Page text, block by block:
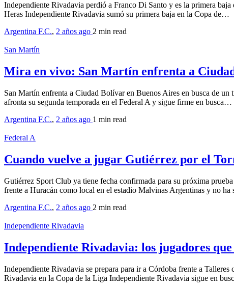
Independiente Rivadavia perdió a Franco Di Santo y es la primera
Heras Independiente Rivadavia sumó su primera baja en la Copa de…
Argentina F.C., 2 años ago 2 min read
San Martín
Mira en vivo: San Martín enfrenta a
San Martín enfrenta a Ciudad Bolívar en Buenos Aires en busca de
afronta su segunda temporada en el Federal A y sigue firme en busca…
Argentina F.C., 2 años ago 1 min read
Federal A
Cuando vuelve a jugar Gutiérrez por el
Gutiérrez Sport Club ya tiene fecha confirmada para su próxima
frente a Huracán como local en el estadio Malvinas Argentinas y no
Argentina F.C., 2 años ago 2 min read
Independiente Rivadavia
Independiente Rivadavia: los jugadores
Independiente Rivadavia se prepara para ir a Córdoba frente a
Rivadavia en la Copa de la Liga Independiente Rivadavia sigue en